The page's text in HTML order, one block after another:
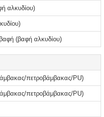
αλκυδίου)
(βαφή αλκυδίου)
πετροβάμβακας/PU)
πετροβάμβακας/PU)